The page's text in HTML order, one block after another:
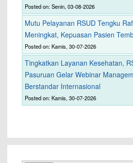
Posted on: Senin, 03-08-2026
Mutu Pelayanan RSUD Tengku
Meningkat, Kepuasan Pasien
Posted on: Kamis, 30-07-2026
Tingkatkan Layanan Kesehatan,
Pasuruan Gelar Webinar
Berstandar Internasional
Posted on: Kamis, 30-07-2026